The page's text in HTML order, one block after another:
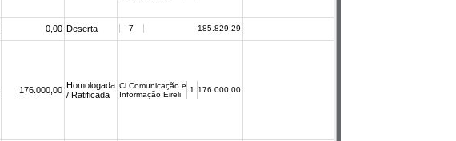
0,00 Deserta 7 185.829,29
176.000,00 Homologada
/ Ratificada
Ci Comunicação e
Informação Eireli
1 176.000,00